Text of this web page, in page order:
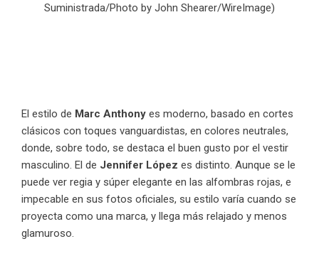
Suministrada/Photo by John Shearer/WireImage)
El estilo de Marc Anthony es moderno, basado en cortes
clásicos con toques vanguardistas, en colores neutrales,
donde, sobre todo, se destaca el buen gusto por el vestir
masculino. El de Jennifer López es distinto. Aunque se le
puede ver regia y súper elegante en las alfombras rojas, e
impecable en sus fotos oficiales, su estilo varía cuando se
proyecta como una marca, y llega más relajado y menos
glamuroso.